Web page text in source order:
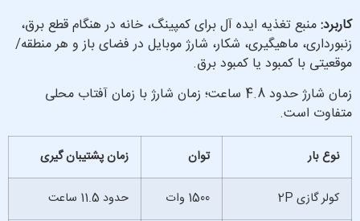
کاربرد:منبع تغذیه ایده آل برای کمپینگ، خانه در هنگام قطع برق،
زنبورداری، ماهیگیری، شکار، شارژ موبایل در فضای باز و هر منطقه/
موقعیتی با کمبود یا کمبود برق.
زمان شارژ حدود 4.8 ساعت؛ زمان شارژ با زمان آفتاب محلی
متفاوت است.
نوع بار توان زمان پشتیبان گیری
کولر گازی 2P 1500 وات حدود 11.5 ساعت